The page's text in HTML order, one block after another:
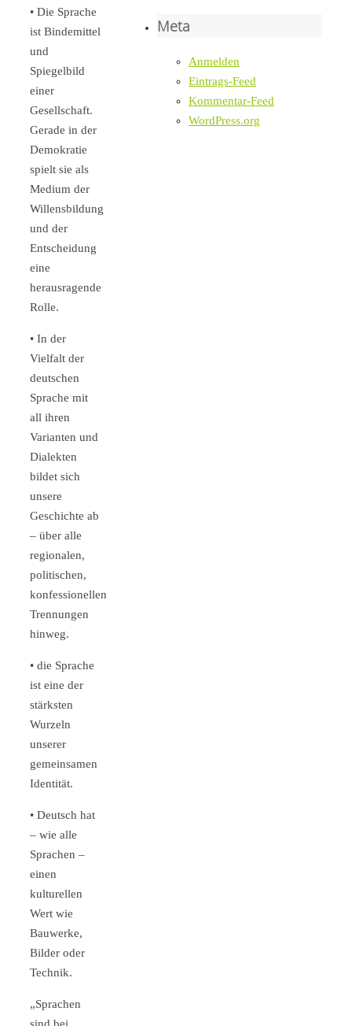
• Die Sprache
ist Bindemittel
und
Spiegelbild
einer
Gesellschaft.
Gerade in der
Demokratie
spielt sie als
Medium der
Willensbildung
und der
Entscheidung
eine
herausragende
Rolle.
• In der
Vielfalt der
deutschen
Sprache mit
all ihren
Varianten und
Dialekten
bildet sich
unsere
Geschichte ab
– über alle
regionalen,
politischen,
konfessionellen
Trennungen
hinweg.
• die Sprache
ist eine der
stärksten
Wurzeln
unserer
gemeinsamen
Identität.
• Deutsch hat
– wie alle
Sprachen –
einen
kulturellen
Wert wie
Bauwerke,
Bilder oder
Technik.
„Sprachen
Meta
Anmelden
Eintrags-Feed
Kommentar-Feed
WordPress.org